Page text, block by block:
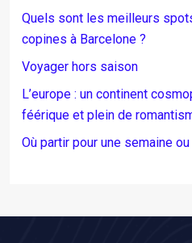
Quels sont les meilleurs
copines à Barcelone ?
Voyager hors saison
L’europe : un continent
féérique et plein de
Où partir pour une semaine